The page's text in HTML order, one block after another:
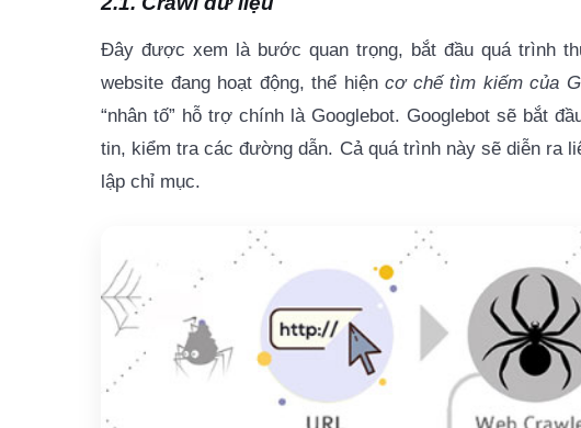
Đây được xem là bước quan trọng, bắt đầu quá trình
website đang hoạt động, thể hiện cơ chế tìm kiếm của
“nhân tố” hỗ trợ chính là Googlebot. Googlebot sẽ bắt
tin, kiểm tra các đường dẫn. Cả quá trình này sẽ diễn ra
lập chỉ mục.